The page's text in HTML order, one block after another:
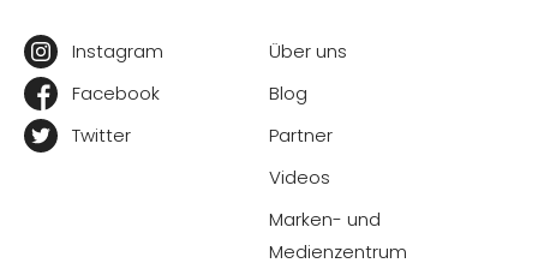
Instagram
Facebook
Twitter
Über uns
Blog
Partner
Videos
Marken- und
Medienzentrum